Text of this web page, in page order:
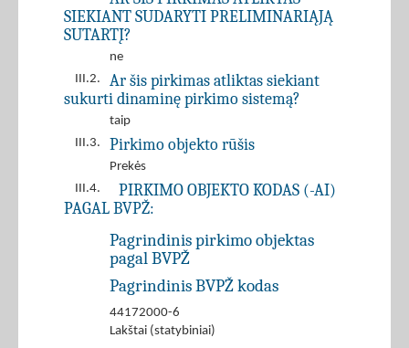
SIEKIANT SUDARYTI PRELIMINARIĄJĄ
SUTARTĮ?
ne
III.2.
Ar šis pirkimas atliktas siekiant
sukurti dinaminę pirkimo sistemą?
taip
III.3.
Pirkimo objekto rūšis
Prekės
III.4.
PIRKIMO OBJEKTO KODAS (-AI)
PAGAL BVPŽ:
Pagrindinis pirkimo objektas
pagal BVPŽ
Pagrindinis BVPŽ kodas
44172000-6
Lakštai (statybiniai)